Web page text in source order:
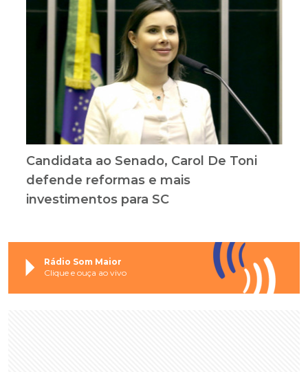
Candidata ao Senado, Carol De Toni
defende reformas e mais
investimentos para SC
Rádio Som Maior
Clique e ouça ao vivo